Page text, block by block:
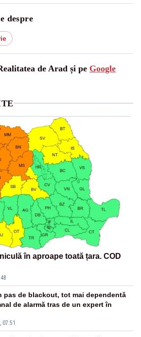
despre
de Arad și pe Google
în aproape toată țara. COD
07:51
pas de blackout, tot mai dependentă
de alarmă tras de un expert în